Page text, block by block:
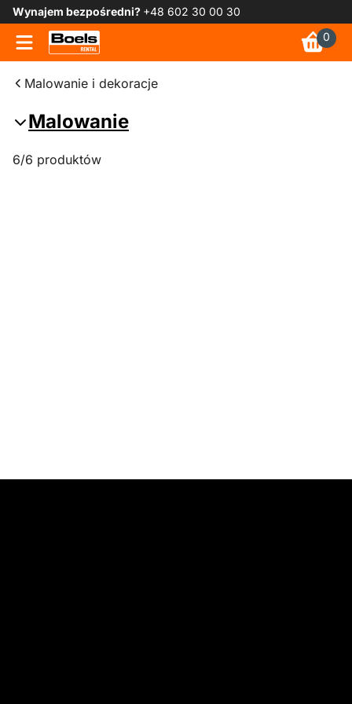
Wynajem bezpośredni? +48 602 30 00 30
0
Malowanie i dekoracje
Malowanie
6/6 produktów